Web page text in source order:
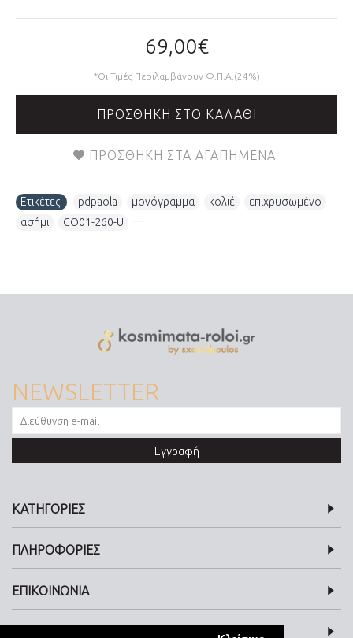
69,00€
*Οι Τιμές Περιλαμβάνουν Φ.Π.Α.(24%)
ΠΡΟΣΘΉΚΗ ΣΤΟ ΚΑΛΆΘΙ
ΠΡΟΣΘΉΚΗ ΣΤΑ ΑΓΑΠΗΜΈΝΑ
Ετικέτες: pdpaola μονόγραμμα κολιέ επιχρυσωμένο
ασήμι
CO01-260-U
NEWSLETTER
Εγγραφή
ΚΑΤΗΓΟΡΙΕΣ
ΠΛΗΡΟΦΟΡΙΕΣ
ΕΠΙΚΟΙΝΩΝΙΑ